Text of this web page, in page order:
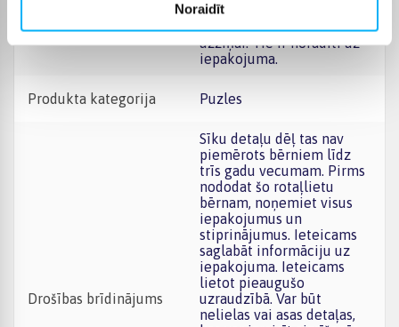
Noraidītinformāciju par ražotāju
un importētāju turpmākai
uzziņai. Tie ir norādīti uz
iepakojuma.
Produkta kategorija Puzles
Drošības brīdinājums
Sīku detaļu dēļ tas nav
piemērots bērniem līdz
trīs gadu vecumam. Pirms
nododat šo rotaļlietu
bērnam, noņemiet visus
iepakojumus un
stiprinājumus. Ieteicams
saglabāt informāciju uz
iepakojuma. Ieteicams
lietot pieaugušo
uzraudzībā. Var būt
nelielas vai asas detaļas,